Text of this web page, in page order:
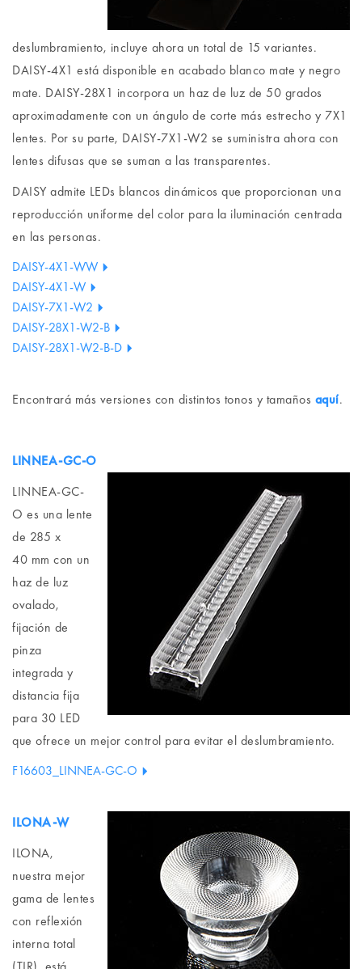
deslumbramiento, incluye ahora un total de 15 variantes.
DAISY-4X1 está disponible en acabado blanco mate y negro
mate. DAISY-28X1 incorpora un haz de luz de 50 grados
aproximadamente con un ángulo de corte más estrecho y 7X1
lentes. Por su parte, DAISY-7X1-W2 se suministra ahora con
lentes difusas que se suman a las transparentes.
DAISY admite LEDs blancos dinámicos que proporcionan una
reproducción uniforme del color para la iluminación centrada
en las personas.
DAISY-4X1-WW
DAISY-4X1-W
DAISY-7X1-W2
DAISY-28X1-W2-B
DAISY-28X1-W2-B-D
Encontrará más versiones con distintos tonos y tamaños aquí.
LINNEA-GC-O
LINNEA-GC-
O es una lente
de 285 x
40 mm con un
haz de luz
ovalado,
fijación de
pinza
integrada y
distancia fija
para 30 LED
que ofrece un mejor control para evitar el deslumbramiento.
F16603_LINNEA-GC-O
ILONA-W
ILONA,
nuestra mejor
gama de lentes
con reflexión
interna total